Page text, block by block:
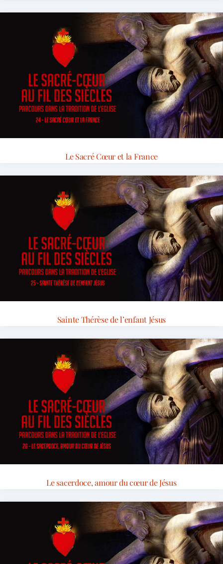
Le Sacré Cœur et la France
Sainte Thérèse de l’enfant Jésus
Le sacerdoce, amour du cœur de Jésus